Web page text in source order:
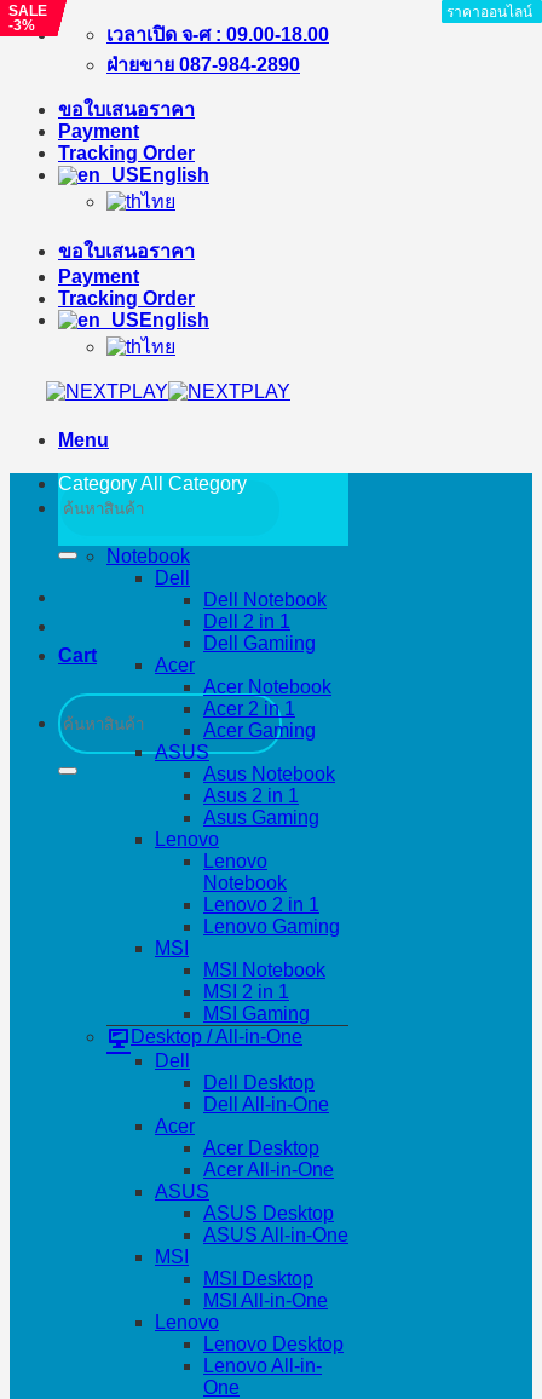
Skip
เวลาเปิด จ-ศ : 09.00-18.00
ฝ่ายขาย 087-984-2890
ขอใบเสนอราคา
Payment
Tracking Order
English
ไทย
ขอใบเสนอราคา
Payment
Tracking Order
English
ไทย
Menu
Search
for:
Cart
Search
for:
Category All Category
Notebook
Dell
Dell Notebook
Dell 2 in 1
Dell Gamiing
Acer
Acer Notebook
Acer 2 in 1
Acer Gaming
ASUS
Asus Notebook
Asus 2 in 1
Asus Gaming
Lenovo
Lenovo
Notebook
Lenovo 2 in 1
Lenovo Gaming
MSI
MSI Notebook
MSI 2 in 1
MSI Gaming
Desktop / All-in-One
Dell
Dell Desktop
Dell All-in-One
Acer
Acer Desktop
Acer All-in-One
ASUS
ASUS Desktop
ASUS All-in-One
MSI
MSI Desktop
MSI All-in-One
Lenovo
Lenovo Desktop
Lenovo All-in-
One
ราคาออนไลน์
ราคาออนไลน์
SALE
-5%
ราคาออนไลน์
SALE
-15%
ราคาออนไลน์
SALE
-5%
ราคาออนไลน์
SALE
-6%
ราคาออนไลน์
SALE
-15%
ราคาออนไลน์
SALE
-4%
ราคาออนไลน์
SALE
-3%
ราคาออนไลน์